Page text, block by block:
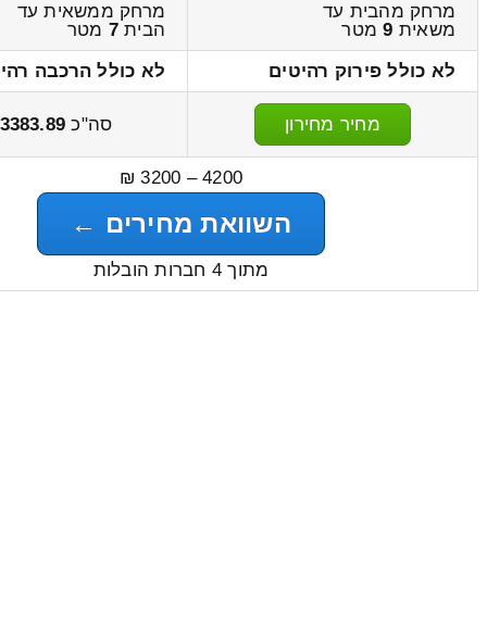
מרחק מהבית עד
משאית 9מטר
מרחק ממשאית עד
הבית7 מטר
לא כולל פירוק רהיטים
לא כולל הרכבה
מחיר מחירון סה"כ 3383.89
4200 – 3200 ₪
השוואת מחירים ←
מתוך 4 חברות הובלות